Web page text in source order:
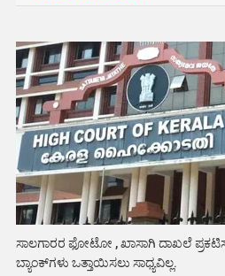
ಸಾಲಗಾರರ ಫೋಟೋ , ಖಾಸಾಗಿ ದಾಖಲೆ
ಬ್ಯಾಂಕ್‌ಗಳು ಒತ್ತಾಯಿಸಲು ಸಾಧ್ಯವಿಲ್ಲ.